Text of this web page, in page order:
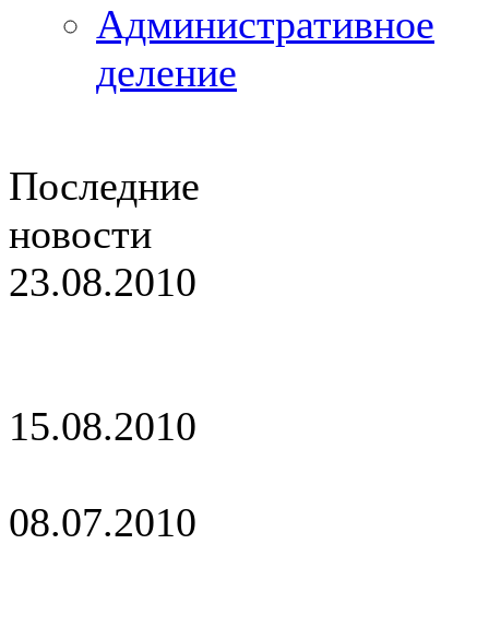
Административное
деление
Последние
новости
23.08.2010
15.08.2010
08.07.2010